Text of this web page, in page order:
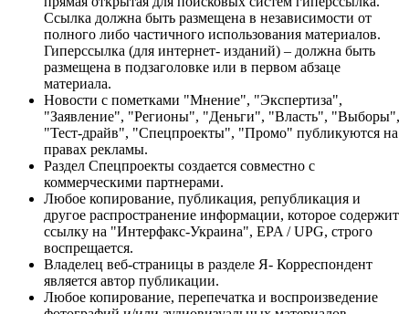
Ссылка должна быть размещена в независимости от
полного либо частичного использования материалов.
Гиперссылка (для интернет- изданий) – должна быть
размещена в подзаголовке или в первом абзаце
материала.
Новости с пометками "Мнение", "Экспертиза",
"Заявление", "Регионы", "Деньги", "Власть", "Выборы",
"Тест-драйв", "Спецпроекты", "Промо" публикуются на
правах рекламы.
Раздел Спецпроекты создается совместно с
коммерческими партнерами.
Любое копирование, публикация, републикация и
другое распространение информации, которое содержит
ссылку на "Интерфакс-Украина", EPA / UPG, строго
воспрещается.
Владелец веб-страницы в разделе Я- Корреспондент
является автор публикации.
Любое копирование, перепечатка и воспроизведение